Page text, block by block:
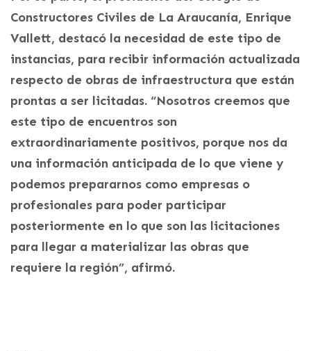
Constructores Civiles de La Araucanía, Enrique
Vallett, destacó la necesidad de este tipo de
instancias, para recibir información actualizada
respecto de obras de infraestructura que están
prontas a ser licitadas. “Nosotros creemos que
este tipo de encuentros son
extraordinariamente positivos, porque nos da
una información anticipada de lo que viene y
podemos prepararnos como empresas o
profesionales para poder participar
posteriormente en lo que son las licitaciones
para llegar a materializar las obras que
requiere la región”, afirmó.